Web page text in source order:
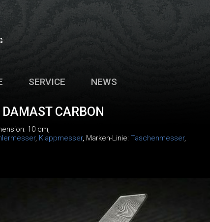
SERVICE NEWS
CARBON
10 cm,
, Klappmesser, Marken-Linie: Taschenmesser,